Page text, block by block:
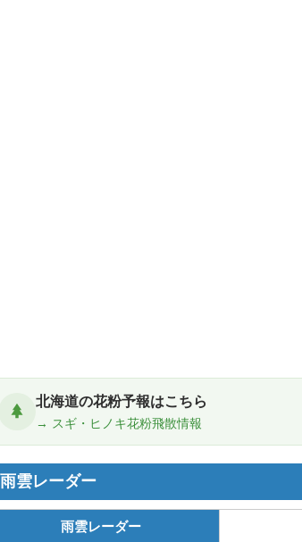
北海道の花粉予報はこちら
→ スギ・ヒノキ花粉飛散情報
雨雲レーダー
雨雲レーダー